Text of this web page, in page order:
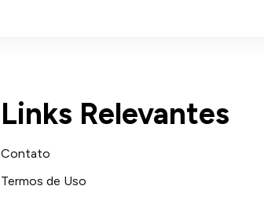
Links Relevantes
Contato
Termos de Uso